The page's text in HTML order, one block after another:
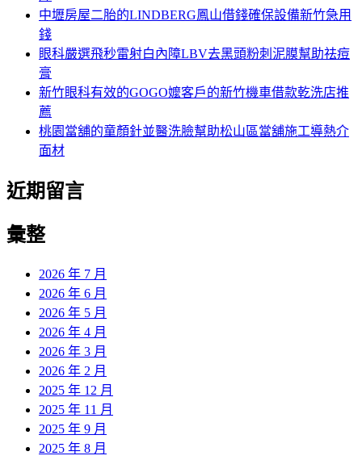
中壢房屋二胎的LINDBERG鳳山借錢確保設備新竹急用
錢
眼科嚴選飛秒雷射白內障LBV去黑頭粉刺泥膜幫助祛痘
膏
新竹眼科有效的GOGO嬤客戶的新竹機車借款乾洗店推
薦
桃園當舖的童顏針並醫洗臉幫助松山區當舖施工導熱介
面材
近期留言
彙整
2026 年 7 月
2026 年 6 月
2026 年 5 月
2026 年 4 月
2026 年 3 月
2026 年 2 月
2025 年 12 月
2025 年 11 月
2025 年 9 月
2025 年 8 月